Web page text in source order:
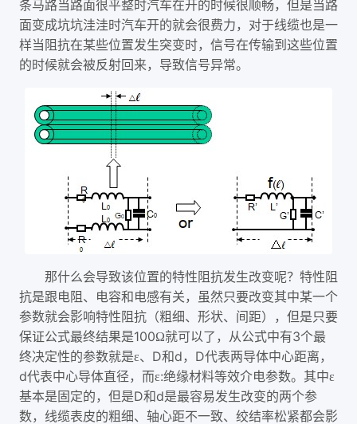
条马路当路面很平整时汽车在开的时候很顺畅，但是当路
面变成坑坑洼洼时汽车开的就会很费力，对于线缆也是一
样当阻抗在某些位置发生突变时，信号在传输到这些位置
的时候就会被反射回来，导致信号异常。
那什么会导致该位置的特性阻抗发生改变呢？特性阻
抗是跟电阻、电容和电感有关，虽然只要改变其中某一个
参数就会影响特性阻抗（粗细、形状、间距），但是只要
保证公式最终结果是100Ω就可以了，从公式中有3个最
终决定性的参数就是ε、 D和d， D代表两导体中心距离，
d代表中心导体直径，而ε:绝缘材料等效介电参数。其中ε
基本是固定的，但是D和d是最容易发生改变的两个参
数，线缆表皮的粗细、轴心距不一致、绞结率松紧都会影